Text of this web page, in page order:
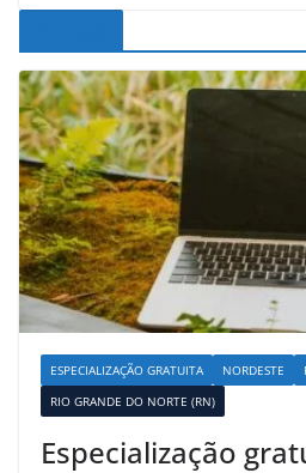
ESPECIALIZAÇÃO GRATUITA NORDESTE
RIO GRANDE DO NORTE (RN)
Especialização